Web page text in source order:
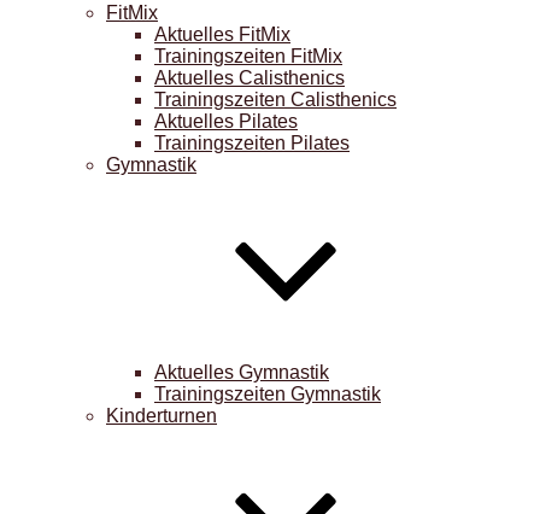
FitMix
Aktuelles FitMix
Trainingszeiten FitMix
Aktuelles Calisthenics
Trainingszeiten Calisthenics
Aktuelles Pilates
Trainingszeiten Pilates
Gymnastik
Aktuelles Gymnastik
Trainingszeiten Gymnastik
Kinderturnen